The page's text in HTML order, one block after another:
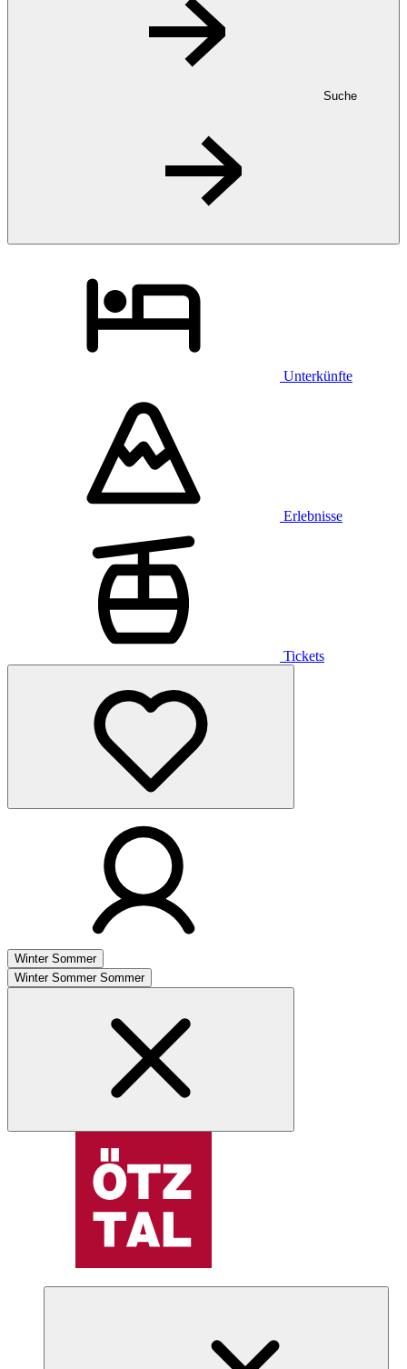
Suche
Unterkünfte
Erlebnisse
Tickets
Winter Sommer
Winter Sommer Sommer